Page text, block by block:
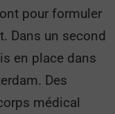
pour formuler
Dans un second
en place dans
Des
médical